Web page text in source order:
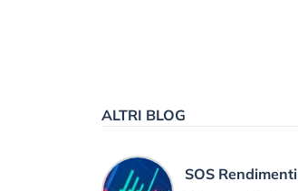
ALTRI BLOG
SOS Rendimenti